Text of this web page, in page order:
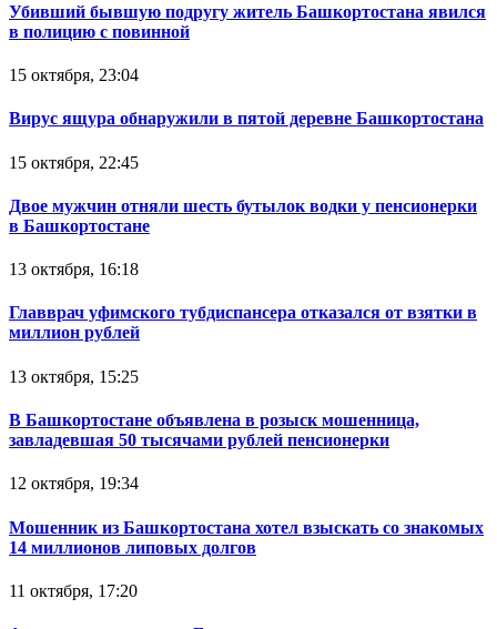
Убивший бывшую подругу житель Башкортостана явился
в полицию с повинной
15 октября, 23:04
Вирус ящура обнаружили в пятой деревне Башкортостана
15 октября, 22:45
Двое мужчин отняли шесть бутылок водки у пенсионерки
в Башкортостане
13 октября, 16:18
Главврач уфимского тубдиспансера отказался от взятки в
миллион рублей
13 октября, 15:25
В Башкортостане объявлена в розыск мошенница,
завладевшая 50 тысячами рублей пенсионерки
12 октября, 19:34
Мошенник из Башкортостана хотел взыскать со знакомых
14 миллионов липовых долгов
11 октября, 17:20